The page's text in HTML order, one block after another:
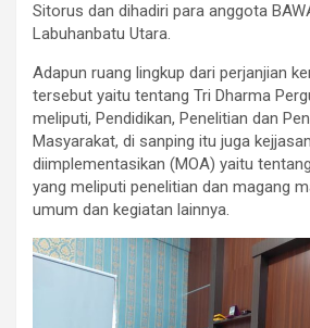
Sitorus dan dihadiri para anggota
Labuhanbatu Utara.
Adapun ruang lingkup dari perjanjian
tersebut yaitu tentang Tri Dharma
meliputi, Pendidikan, Penelitian dan
Masyarakat, di sanping itu juga
diimplementasikan (MOA) yaitu
yang meliputi penelitian dan magang
umum dan kegiatan lainnya.